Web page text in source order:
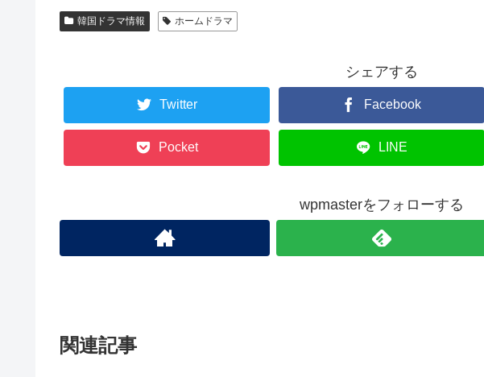
韓国ドラマ情報 ホームドラマ
シェアする
Twitter Facebook
Pocket LINE
wpmasterをフォローする
関連記事